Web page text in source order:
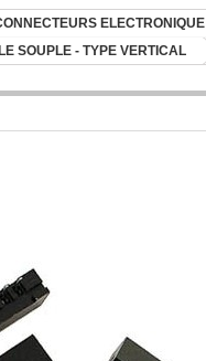
ELECTRONIQUE
SOUPLE - TYPE VERTICAL